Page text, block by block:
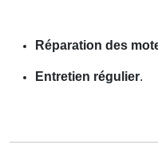
Réparation des
Entretien régulier.